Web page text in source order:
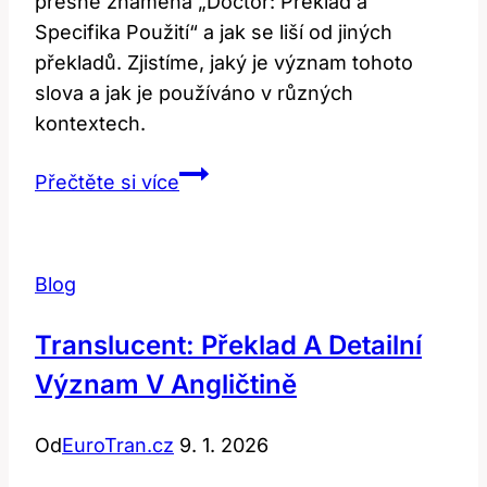
Specifika Použití“ a jak se liší od jiných
překladů. Zjistíme, jaký je význam tohoto
slova a jak je používáno v různých
kontextech.
Přečtěte si víceDoctor:
Blog
Translucent: Překlad A Detailní
Význam V Angličtině
OdEuroTran.cz 9. 1. 2026